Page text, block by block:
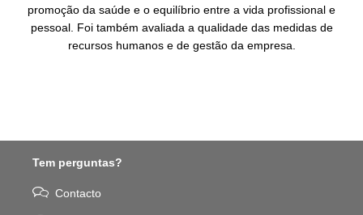
promoção da saúde e o equilíbrio entre a vida profissional e
pessoal. Foi também avaliada a qualidade das medidas de
recursos humanos e de gestão da empresa.
Tem perguntas?
Contacto